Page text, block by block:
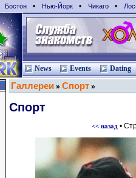
Бостон • Нью-Йорк • Чикаго •
News Events Dating
Галлереи » Спорт »
Спорт
<< назад •